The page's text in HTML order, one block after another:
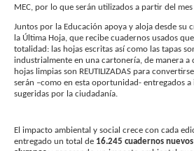
MEC, por lo que serán utilizados a partir del
Juntos por la Educación apoya y aloja desde su
la Última Hoja, que recibe cuadernos usados
totalidad: las hojas escritas así como las tapas
industrialmente en una cartonería, de manera a
hojas limpias son REUTILIZADAS para
serán –como en esta oportunidad- entregados
sugeridas por la ciudadanía.
El impacto ambiental y social crece con cada
entregado un total de 16.245 cuadernos